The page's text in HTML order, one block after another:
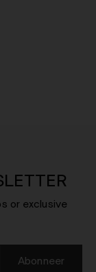
or exclusive
Abonneer